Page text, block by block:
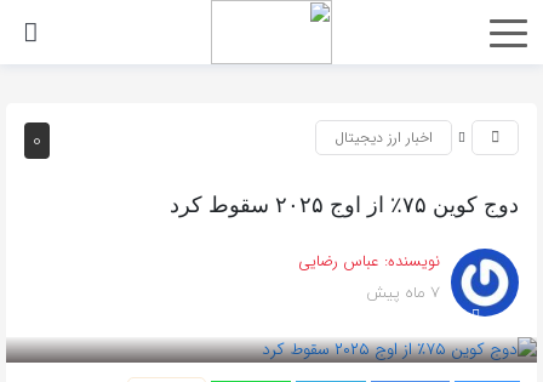
0 اخبار ارز دیجیتال
دوج کوین ۷۵٪ از اوج ۲۰۲۵ سقوط کرد
نویسنده: عباس رضایی
7 ماه پیش
بازدید 205